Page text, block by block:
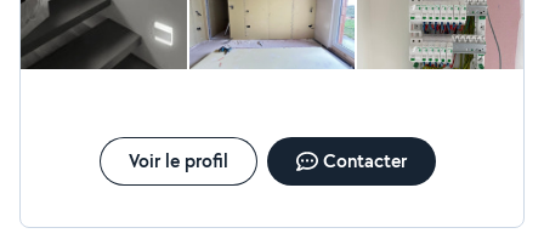
Voir le profil Contacter